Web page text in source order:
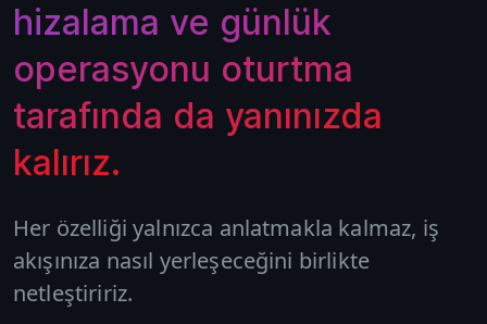
hizalama ve günlük
operasyonu oturtma
tarafında da yanınızda
kalırız.
Her özelliği yalnızca anlatmakla kalmaz, iş
akışınıza nasıl yerleşeceğini birlikte
netleştiririz.